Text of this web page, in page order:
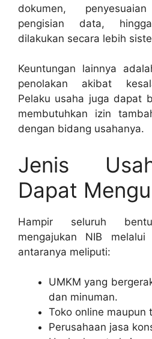
dokumen,
pengisian data,
dilakukan secara lebih
Keuntungan lainnya
penolakan akibat
Pelaku usaha juga dapat
membutuhkan izin
dengan bidang usahanya.
Jenis
Dapat
Hampir seluruh
mengajukan NIB
antaranya meliputi:
UMKM yang
dan minuman.
Toko online maupun
Perusahaan jasa